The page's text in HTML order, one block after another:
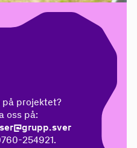
på projektet?
oss på:
254921.